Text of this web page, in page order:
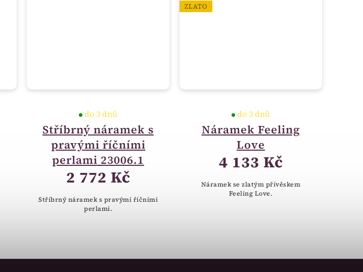
Stříbrný náramek s
pravými říčními
perlami 23006.1
do 3 dnů
2 772 Kč
Stříbrný náramek s pravými říčními
perlami.
ZLATO
Náramek Feeling
Love
do 3 dnů
4 133 Kč
Náramek se zlatým přívěskem
Feeling Love.